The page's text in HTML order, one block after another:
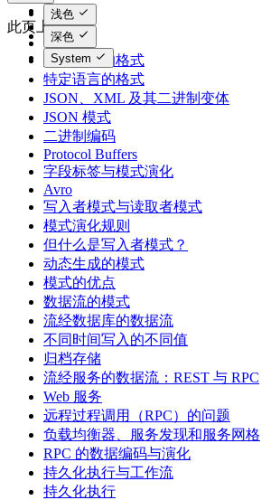
浅色
深色
System
此页上
编码数据的格式
特定语言的格式
JSON、XML 及其二进制变体
JSON 模式
二进制编码
Protocol Buffers
字段标签与模式演化
Avro
写入者模式与读取者模式
模式演化规则
但什么是写入者模式？
动态生成的模式
模式的优点
数据流的模式
流经数据库的数据流
不同时间写入的不同值
归档存储
流经服务的数据流：REST 与 RPC
Web 服务
远程过程调用（RPC）的问题
负载均衡器、服务发现和服务网格
RPC 的数据编码与演化
持久化执行与工作流
持久化执行